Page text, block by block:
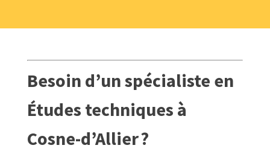
Besoin d’un spécialiste en
Études techniques à
Cosne-d’Allier ?